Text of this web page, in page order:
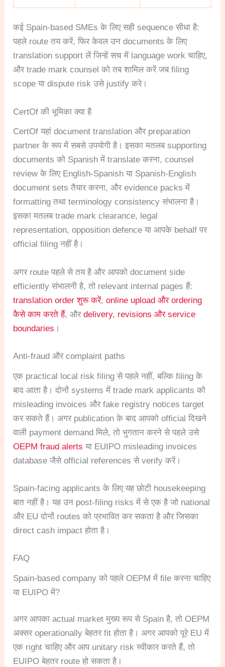
कई Spain-based SMEs के लिए सही sequence सीधा है:
पहले route तय करें, फिर केवल उन documents के लिए
translation support लें जिन्हें सच में language work चाहिए,
और trade mark counsel को तब शामिल करें जब filing
scope या dispute risk उसे justify करे।
CertOf की भूमिका क्या है
CertOf यहां document translation और preparation
partner के रूप में सबसे उपयोगी है। इसका मतलब supporting
documents को Spanish में translate करना, counsel
review के लिए English-Spanish या Spanish-English
document sets तैयार करना, और evidence packs में
formatting तथा terminology consistency संभालना है।
इसका मतलब trade mark clearance, legal
representation, opposition defence या आपके behalf पर
official filing नहीं है।
अगर route पहले से तय है और आपको document side
efficiently संभालनी है, तो relevant internal pages हैं:
translation order शुरू करें,online upload और ordering
कैसे काम करते हैं, औरdelivery, revisions और service
boundaries ।
Anti-fraud और complaint paths
एक practical local risk filing से पहले नहीं, बल्कि filing के
बाद आता है। दोनों systems में trade mark applicants को
misleading invoices और fake registry notices target
कर सकते हैं। अगर publication के बाद आपको official दिखने
वाली payment demand मिले, तो भुगतान करने से पहले उसे
OEPM fraud alerts या EUIPO misleading invoices
database जैसे official references से verify करें।
Spain-facing applicants के लिए यह छोटी housekeeping
बात नहीं है। यह उन post-filing risks में से एक है जो national
और EU दोनों routes को प्रभावित कर सकता है और जिसका
direct cash impact होता है।
FAQ
Spain-based company को पहले OEPM में file करना चाहिए
या EUIPO में?
अगर आपका actual market मुख्य रूप से Spain है, तो OEPM
अक्सर operationally बेहतर fit होता है। अगर आपको पूरे EU में
एक right चाहिए और आप unitary risk स्वीकार करते हैं, तो
EUIPO बेहतर route हो सकता है।